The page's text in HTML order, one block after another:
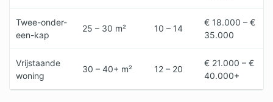
Twee-onder-
een-kap
25 – 30 m² 10 – 14
€ 18.000 – €
35.000
Vrijstaande
woning
30 – 40+ m² 12 – 20
€ 21.000 – €
40.000+